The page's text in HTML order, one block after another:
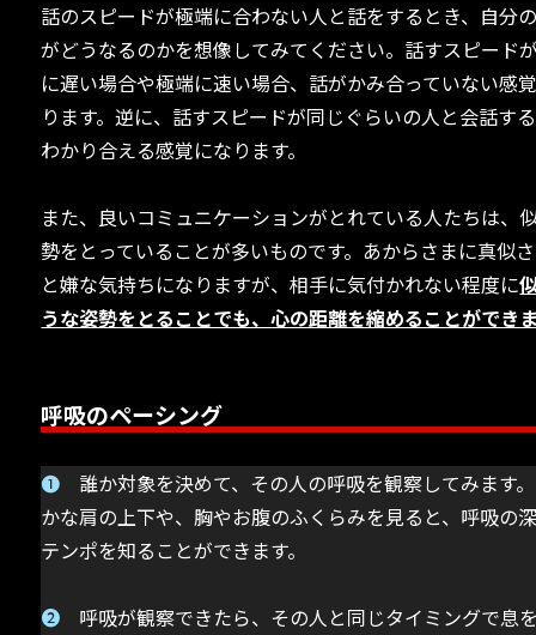
話のスピードが極端に合わない人と話をするとき、自分
がどうなるのかを想像してみてください。話すスピード
に遅い場合や極端に速い場合、話がかみ合っていない感
ります。逆に、話すスピードが同じぐらいの人と会話す
わかり合える感覚になります。
また、良いコミュニケーションがとれている人たちは、
勢をとっていることが多いものです。あからさまに真似
と嫌な気持ちになりますが、相手に気付かれない程度に
うな姿勢をとることでも、心の距離を縮めることができ
呼吸のペーシング
➊ 誰か対象を決めて、その人の呼吸を観察してみます
かな肩の上下や、胸やお腹のふくらみを見ると、呼吸の
テンポを知ることができます。
➋ 呼吸が観察できたら、その人と同じタイミングで息